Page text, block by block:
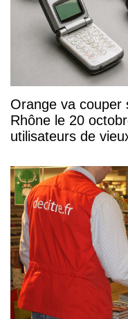
Orange va couper
Rhône le 20
utilisateurs de